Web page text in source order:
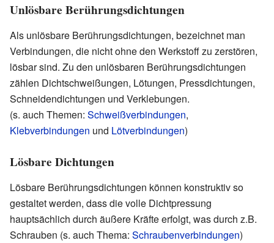
Unlösbare Berührungsdichtungen
Als unlösbare Berührungsdichtungen, bezeichnet man
Verbindungen, die nicht ohne den Werkstoff zu zerstören,
lösbar sind. Zu den unlösbaren Berührungsdichtungen
zählen Dichtschweißungen, Lötungen, Pressdichtungen,
Schneidendichtungen und Verklebungen.
(s. auch Themen: Schweißverbindungen,
Klebverbindungen und Lötverbindungen)
Lösbare Dichtungen
Lösbare Berührungsdichtungen können konstruktiv so
gestaltet werden, dass die volle Dichtpressung
hauptsächlich durch äußere Kräfte erfolgt, was durch z.B.
Schrauben (s. auch Thema: Schraubenverbindungen)